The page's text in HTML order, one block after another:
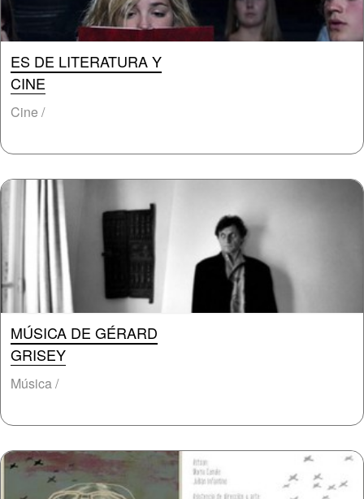
ES DE LITERATURA Y
CINE
Cine /
MÚSICA DE GÉRARD
GRISEY
Música /